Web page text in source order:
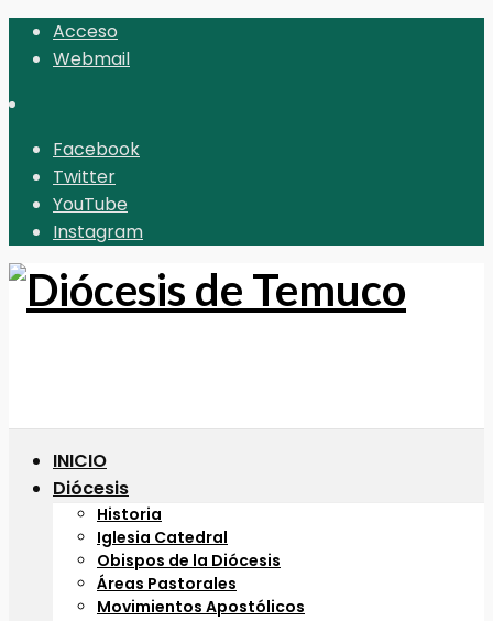
Acceso
Webmail
Facebook
Twitter
YouTube
Instagram
INICIO
Diócesis
Historia
Iglesia Catedral
Obispos de la Diócesis
Áreas Pastorales
Movimientos Apostólicos